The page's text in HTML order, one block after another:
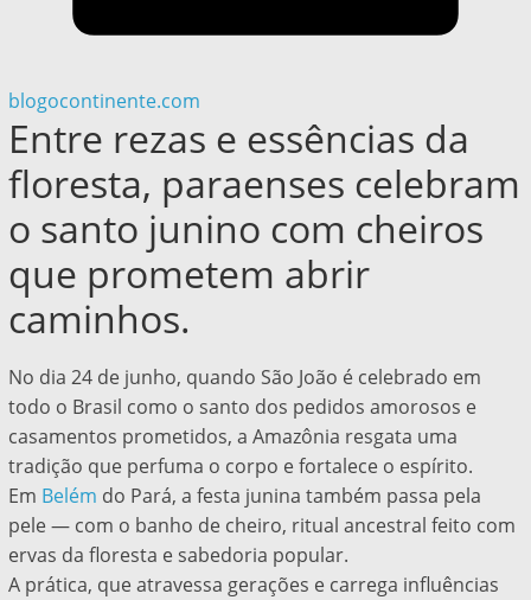
blogocontinente.com
Entre rezas e essências da
floresta, paraenses celebram
o santo junino com cheiros
que prometem abrir
caminhos.
No dia 24 de junho, quando São João é celebrado em
todo o Brasil como o santo dos pedidos amorosos e
casamentos prometidos, a Amazônia resgata uma
tradição que perfuma o corpo e fortalece o espírito.
Em Belém do Pará, a festa junina também passa pela
pele — com o banho de cheiro, ritual ancestral feito com
ervas da floresta e sabedoria popular.
A prática, que atravessa gerações e carrega influências